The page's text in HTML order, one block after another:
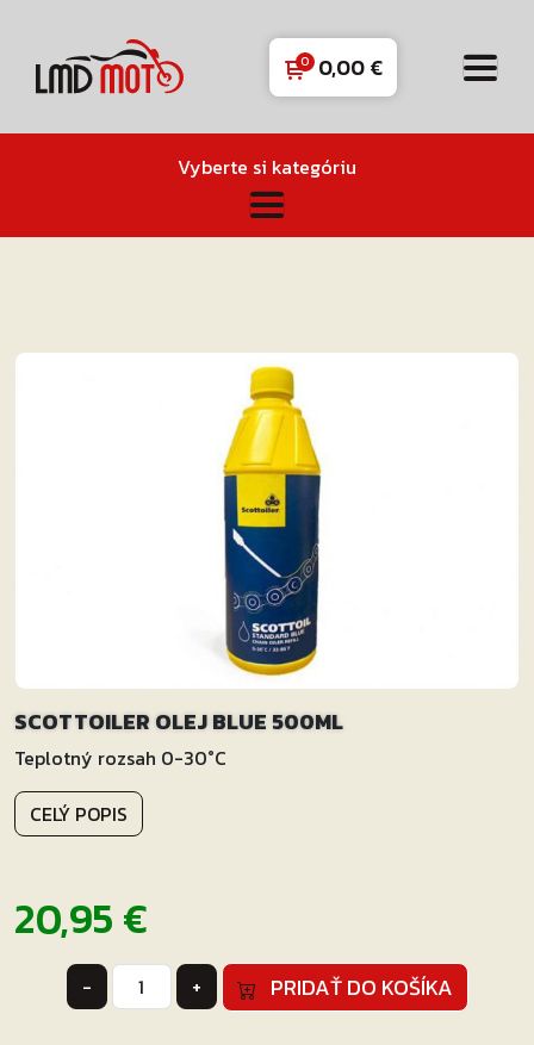
0,00€
Vyberte si kategóriu
SCOTTOILER OLEJ BLUE 500ML
Teplotný rozsah 0-30°C
CELÝ POPIS
20,95€
-
množstvo
SCOTTOILER
+ PRIDAŤ DO KOŠÍKA